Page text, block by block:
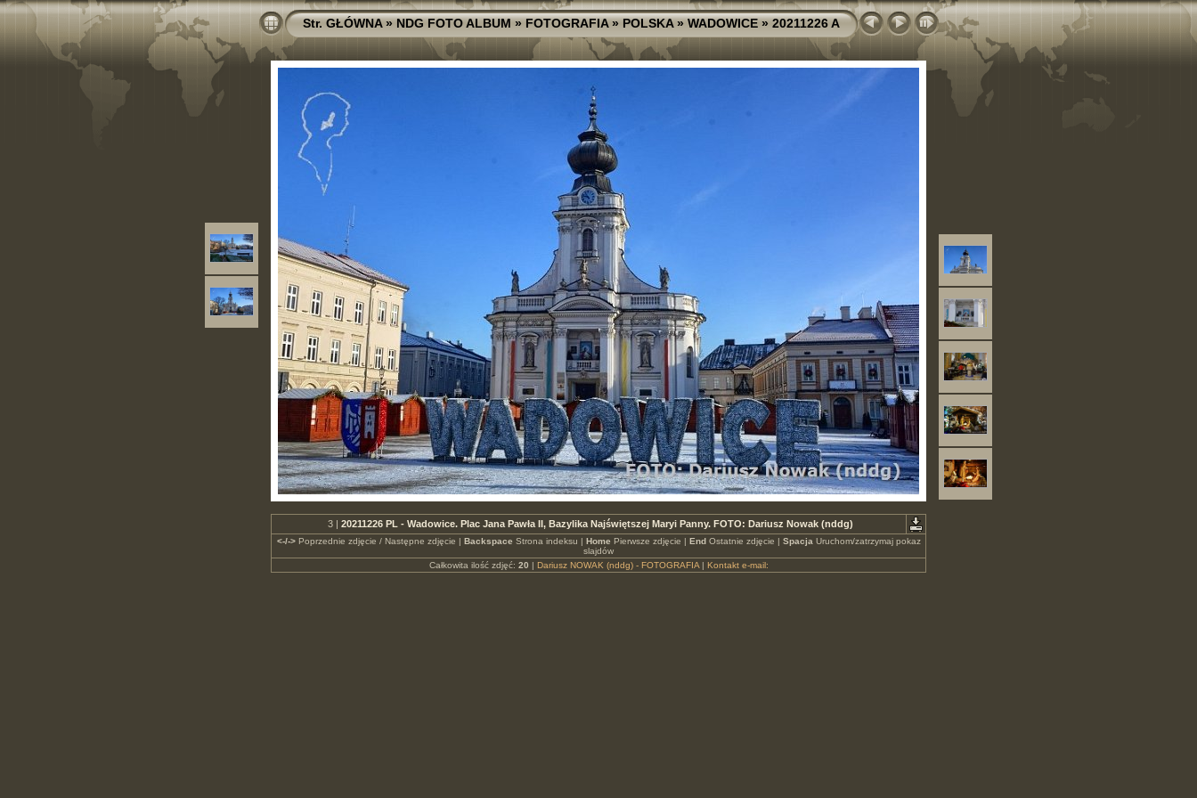
Str. GŁÓWNA»NDG FOTO ALBUM»FOTOGRAFIA»POLSKA»WADOWICE»20211226 A
3 | 20211226 PL - Wadowice. Plac Jana Pawła II, Bazylika Najświętszej Maryi Panny. FOTO: Dariusz Nowak (nddg)
<-/->Poprzednie zdjęcie / Następne zdjęcie | Backspace Strona indeksu | Home Pierwsze zdjęcie | EndOstatnie zdjęcie | Spacja Uruchom/zatrzymaj pokaz
slajdów
Całkowita ilość zdjęć: 20 | Dariusz NOWAK (nddg) - FOTOGRAFIA| Kontakt e-mail: